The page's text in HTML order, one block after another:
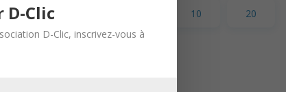
10 20
»
Clic
D-Clic, inscrivez-vous à